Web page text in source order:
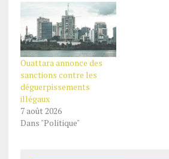
Ouattara annonce des
sanctions contre les
déguerpissements
illégaux
7 août 2026
Dans "Politique"